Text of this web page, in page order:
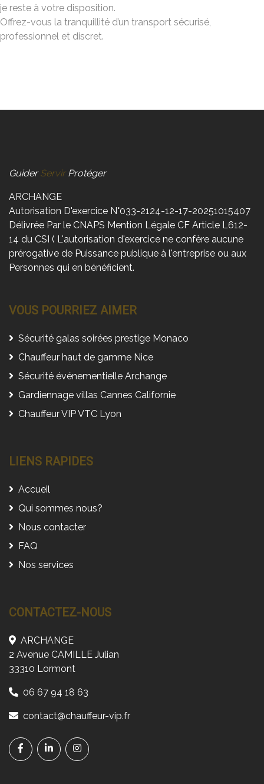
je reste à votre disposition.
Offrez-vous la tranquillité d’un transport sécurisé,
professionnel et discret.
GuiderServir Protéger
ARCHANGE
Autorisation D'exercice N°033-2124-12-17-20251015407
Délivrée Par le CNAPS Mention Légale CF Article L612-
14 du CSI ( L'autorisation d'exercice ne confère aucune
prérogative de Puissance publique à l'entreprise ou aux
Personnes qui en bénéficient.
VOUS POURRIEZ AIMER
Sécurité galas soirées prestige Monaco
Chauffeur haut de gamme Nice
Sécurité événementielle Archange
Gardiennage villas Cannes Californie
Chauffeur VIP VTC Lyon
LIENS RAPIDES
Accueil
Qui sommes nous?
Nous contacter
FAQ
Nos services
CONTACTEZ-NOUS
ARCHANGE
2 Avenue CAMILLE Julian
33310 Lormont
06 67 94 18 63
contact@chauffeur-vip.fr